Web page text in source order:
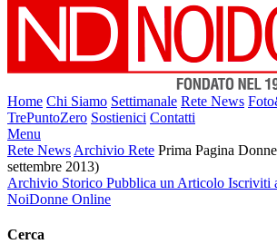
Home Chi Siamo Settimanale Rete News
TrePuntoZero Sostienici Contatti
Menu
Rete News Archivio Rete Prima Pagina
settembre 2013)
Archivio Storico Pubblica un Articolo Iscriviti
NoiDonne Online
Cerca